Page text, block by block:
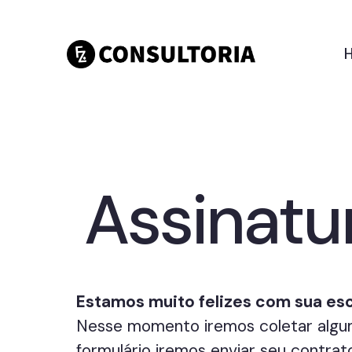
Estamos muito felizes com sua
Nesse momento iremos coletar